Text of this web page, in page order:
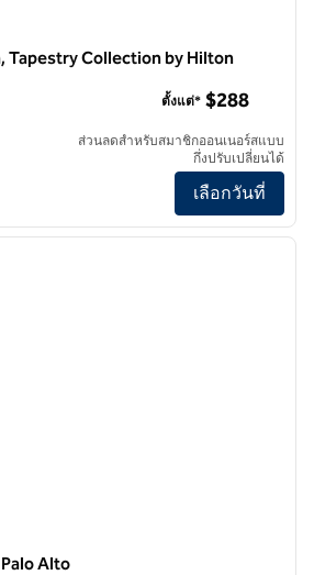
Tapestry Collection by Hilton
หรับ The Inn at Saratoga, Tapestry
ตั้งแต่* $288
ส่วนลดสําหรับสมาชิกออนเนอร์สแบบ
กึ่งปรับเปลี่ยนได้
เลือกวันที่
1/12
ภาพถั
Alto